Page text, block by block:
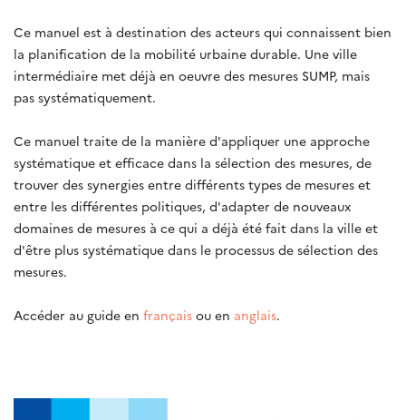
Ce manuel est à destination des acteurs qui connaissent bien
la planification de la mobilité urbaine durable. Une ville
intermédiaire met déjà en oeuvre des mesures SUMP, mais
pas systématiquement.
Ce manuel traite de la manière d'appliquer une approche
systématique et efficace dans la sélection des mesures, de
trouver des synergies entre différents types de mesures et
entre les différentes politiques, d'adapter de nouveaux
domaines de mesures à ce qui a déjà été fait dans la ville et
d'être plus systématique dans le processus de sélection des
mesures.
Accéder au guide en français ou en anglais.